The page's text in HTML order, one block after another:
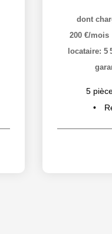
dont
200 €/mois
locataire: 5
5